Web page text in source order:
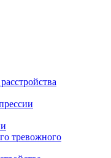
тревожного